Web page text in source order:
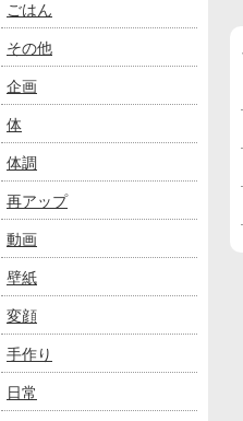
ごはん
その他
企画
体
体調
再アップ
動画
壁紙
変顔
手作り
日常